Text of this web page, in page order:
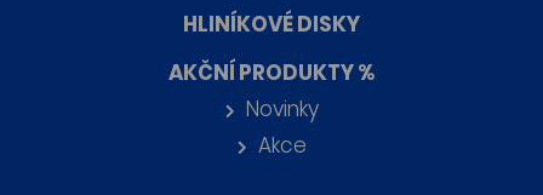
HLINÍKOVÉ DISKY
AKČNÍ PRODUKTY %
Novinky
Akce